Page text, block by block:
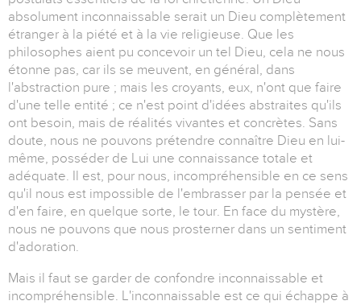
absolument inconnaissable serait un Dieu complètement
étranger à la piété et à la vie religieuse. Que les
philosophes aient pu concevoir un tel Dieu, cela ne nous
étonne pas, car ils se meuvent, en général, dans
l'abstraction pure ; mais les croyants, eux, n'ont que faire
d'une telle entité ; ce n'est point d'idées abstraites qu'ils
ont besoin, mais de réalités vivantes et concrètes. Sans
doute, nous ne pouvons prétendre connaître Dieu en lui-
même, posséder de Lui une connaissance totale et
adéquate. Il est, pour nous, incompréhensible en ce sens
qu'il nous est impossible de l'embrasser par la pensée et
d'en faire, en quelque sorte, le tour. En face du mystère,
nous ne pouvons que nous prosterner dans un sentiment
d'adoration.
Mais il faut se garder de confondre inconnaissable et
incompréhensible. L'inconnaissable est ce qui échappe à